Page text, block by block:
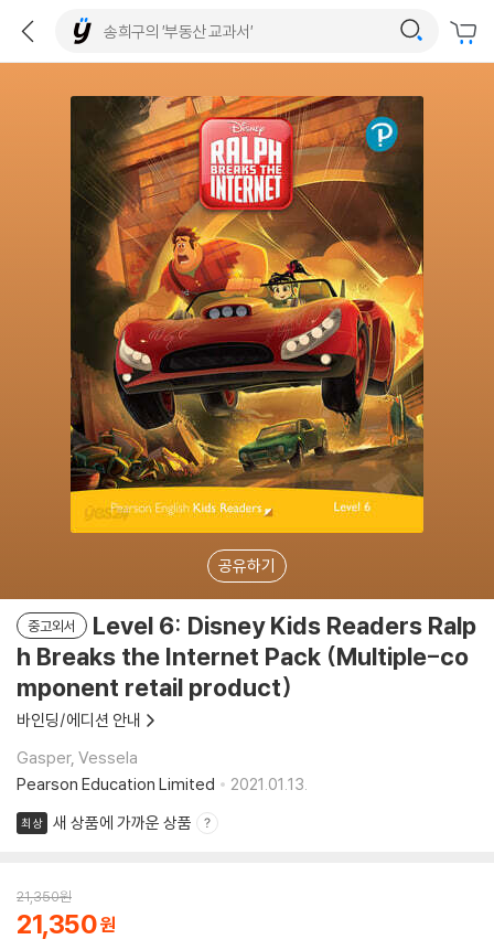
공유하기
중고외서
Level 6: Disney Kids Readers Ralp
h Breaks the Internet Pack (Multiple-co
mponent retail product)
바인딩/에디션 안내
Gasper, Vessela
Pearson Education Limited
2021.01.13.
최상 새 상품에 가까운 상품
21,350원
21,350